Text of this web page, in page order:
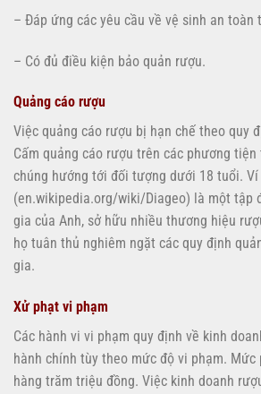
– Đáp ứng các yêu cầu về vệ sinh an toàn
– Có đủ điều kiện bảo quản rượu.
Quảng cáo rượu
Việc quảng cáo rượu bị hạn chế theo quy
Cấm quảng cáo rượu trên các phương
chúng hướng tới đối tượng dưới 18 tuổi.
(en.wikipedia.org/wiki/Diageo) là một tập
gia của Anh, sở hữu nhiều thương hiệu
họ tuân thủ nghiêm ngặt các quy định
gia.
Xử phạt vi phạm
Các hành vi vi phạm quy định về kinh
hành chính tùy theo mức độ vi phạm.
hàng trăm triệu đồng. Việc kinh doanh